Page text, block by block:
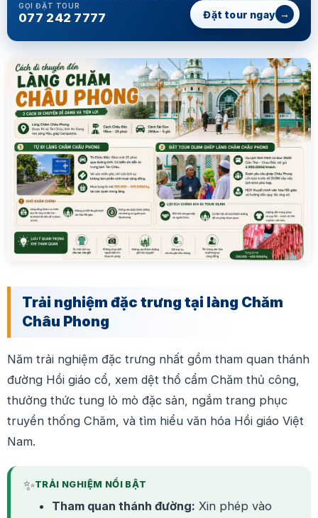
GỌI ĐẶT TOUR
077 242 7777 Đặt tour ngay →
Trải nghiệm đặc trưng tại làng Chăm
Châu Phong
Năm trải nghiệm đặc trưng nhất gồm tham quan thánh
đường Hồi giáo cổ, xem dệt thổ cẩm Chăm thủ công,
thưởng thức tung lò mò đặc sản, ngắm trang phục
truyền thống Chăm, và tìm hiểu văn hóa Hồi giáo Việt
Nam.
✨TRẢI NGHIỆM NỔI BẬT
Tham quan thánh đường: Xin phép vào